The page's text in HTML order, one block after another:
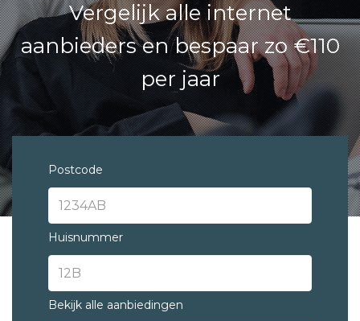
Vergelijk alle internet
aanbieders en bespaar zo €110
per jaar
Postcode
Huisnummer
Bekijk alle aanbiedingen